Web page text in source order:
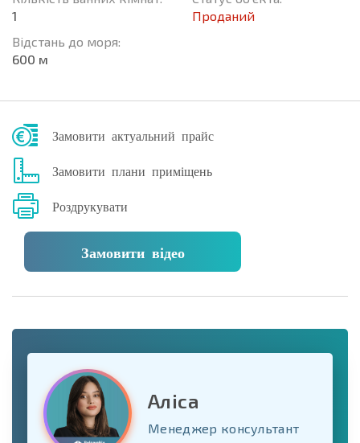
1
Відстань до моря:
600 м
Проданий
Замовити актуальний прайс
Замовити плани приміщень
Роздрукувати
Замовити відео
Аліса
Менеджер консультант